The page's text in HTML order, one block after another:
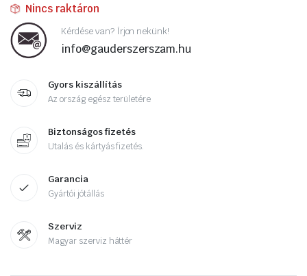
Nincs raktáron
Kérdése van? Írjon nekünk!
info@gauderszerszam.hu
Gyors kiszállítás
Az ország egész területére
Biztonságos fizetés
Utalás és kártyás fizetés.
Garancia
Gyártói jótállás
Szerviz
Magyar szerviz háttér